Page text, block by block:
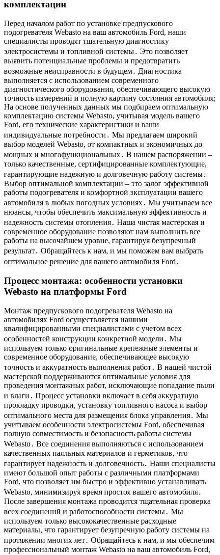
комплектации
Перед началом работ по установке предпускового
подогревателя Webasto на ваш автомобиль Ford, наши
специалисты проводят тщательную диагностику
электросистемы и топливной системы․ Это позволяет
выявить потенциальные проблемы и предотвратить
возможные неисправности в будущем․ Диагностика
выполняется с использованием современного
диагностического оборудования, обеспечивающего высокую
точность измерений и полную картину состояния автомобиля;
На основе полученных данных мы подбираем оптимальную
комплектацию системы Webasto, учитывая модель вашего
Ford, его технические характеристики и ваши
индивидуальные потребности․ Мы предлагаем широкий
выбор моделей Webasto, от компактных и экономичных до
мощных и многофункциональных․ В нашем распоряжении –
только качественные, сертифицированные комплектующие,
гарантирующие надежную и долговечную работу системы․
Выбор оптимальной комплектации – это залог эффективной
работы подогревателя и комфортной эксплуатации вашего
автомобиля в любых погодных условиях․ Мы учитываем все
нюансы, чтобы обеспечить максимальную эффективность и
надежность системы отопления․ Наша чистая мастерская и
современное оборудование позволяют нам выполнить все
работы на высочайшем уровне, гарантируя безупречный
результат․ Обращайтесь к нам, и мы поможем вам выбрать
оптимальное решение для вашего автомобиля Ford․
Процесс монтажа: особенности установки
Webasto на платформы Ford
Монтаж предпускового подогревателя Webasto на
автомобилях Ford осуществляется нашими
квалифицированными специалистами с учетом всех
особенностей конструкции конкретной модели․ Мы
используем только оригинальные крепежные элементы и
современное оборудование, обеспечивающее высокую
точность и аккуратность выполнения работ․ В нашей чистой
мастерской поддерживаются оптимальные условия для
проведения монтажных работ, исключающие попадание пыли
и влаги․ Процесс установки включает в себя аккуратную
прокладку проводки, установку топливного насоса и выбор
оптимального места для размещения блока управления․ Мы
учитываем особенности электросистемы Ford, обеспечивая
полную совместимость и безопасность работы системы
Webasto․ Все соединения выполняються с использованием
качественных паяльных материалов и герметиков, что
гарантирует надежность и долговечность․ Наши специалисты
имеют большой опыт работы с различными платформами
Ford, что позволяет им быстро и эффективно устанавливать
Webasto, минимизируя время простоя вашего автомобиля․
После завершения монтажа проводится тщательная проверка
всех соединений и работоспособности системы․ Мы
используем только высококачественные расходные
материалы, что гарантирует безупречную работу системы на
протяжении многих лет․ Обращайтесь к нам, и мы обеспечим
профессиональный монтаж Webasto на ваш автомобиль Ford,